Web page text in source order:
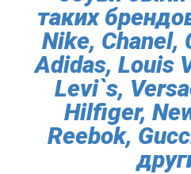
таких
Nike, Chanel,
Adidas, Louis
Levi`s,
Hilfiger,
Reebok,